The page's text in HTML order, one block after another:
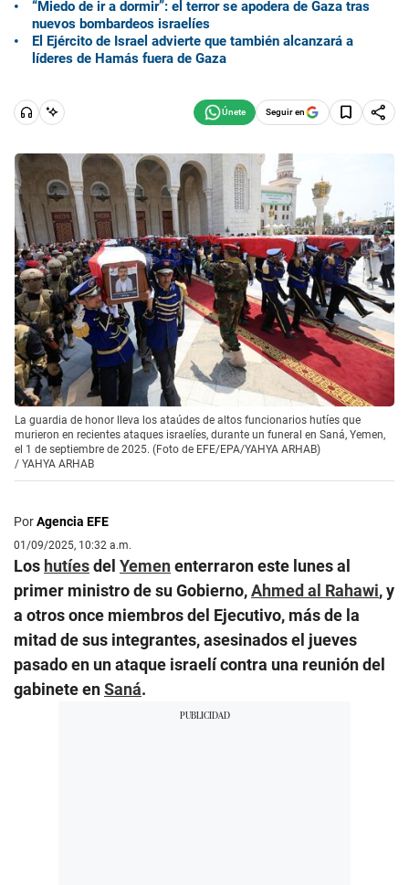
“Miedo de ir a dormir”: el terror se apodera de Gaza tras
nuevos bombardeos israelíes
El Ejército de Israel advierte que también alcanzará a
líderes de Hamás fuera de Gaza
Seguir en
La guardia de honor lleva los ataúdes de altos funcionarios hutíes que
murieron en recientes ataques israelíes, durante un funeral en Saná, Yemen,
el 1 de septiembre de 2025. (Foto de EFE/EPA/YAHYA ARHAB)
/ YAHYA ARHAB
PorAgencia EFE
01/09/2025, 10:32 a.m.
Los hutíesdel Yemenenterraron este lunes al
primer ministro de su Gobierno,Ahmed al Rahawi, y
a otros once miembros del Ejecutivo, más de la
mitad de sus integrantes, asesinados el jueves
pasado en un ataque israelí contra una reunión del
gabinete enSaná.